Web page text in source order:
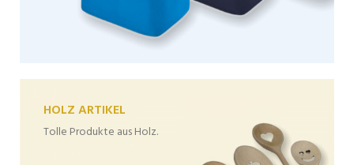
HOLZ ARTIKEL
Tolle Produkte aus Holz.